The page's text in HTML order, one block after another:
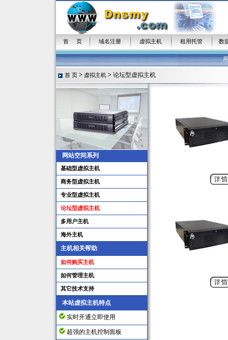
首 页 域名注册 虚拟主机 租用托管 数
首 页 > 虚拟主机 > 论坛型虚拟主机
网站空间系列
基础型虚拟主机
商务型虚拟主机
专业型虚拟主机
论坛型虚拟主机
多用户主机
海外主机
主机相关帮助
如何购买主机
如何管理主机
其它技术支持
本站虚拟主机特点
实时开通立即使用
超强的主机控制面板